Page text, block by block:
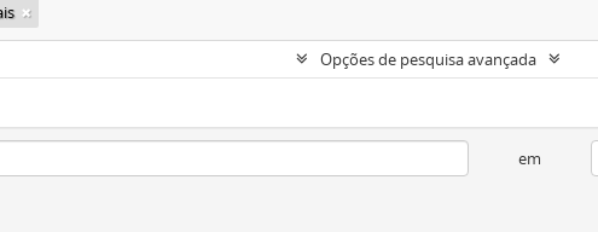
Opções de pesquisa avançada
em